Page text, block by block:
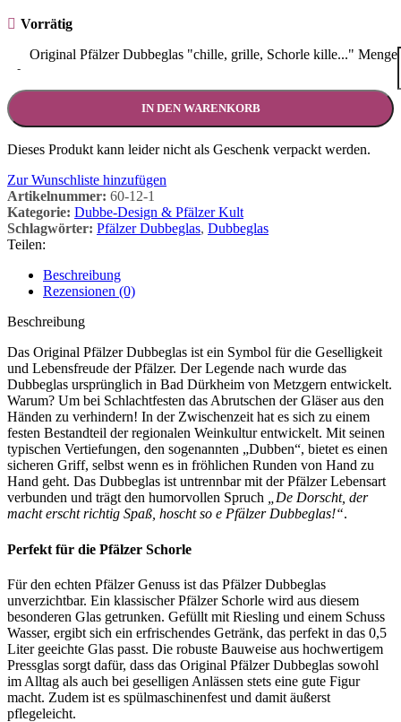
Vorrätig
-
Original Pfälzer Dubbeglas "chille, grille, Schorle kille..." Menge
IN DEN WARENKORB
Dieses Produkt kann leider nicht als Geschenk verpackt werden.
Zur Wunschliste hinzufügen
Artikelnummer: 60-12-1
Kategorie: Dubbe-Design & Pfälzer Kult
Schlagwörter: Pfälzer Dubbeglas, Dubbeglas
Teilen:
Beschreibung
Rezensionen (0)
Beschreibung
Das Original Pfälzer Dubbeglas ist ein Symbol für die Geselligkeit
und Lebensfreude der Pfälzer. Der Legende nach wurde das
Dubbeglas ursprünglich in Bad Dürkheim von Metzgern entwickelt.
Warum? Um bei Schlachtfesten das Abrutschen der Gläser aus den
Händen zu verhindern! In der Zwischenzeit hat es sich zu einem
festen Bestandteil der regionalen Weinkultur entwickelt. Mit seinen
typischen Vertiefungen, den sogenannten „Dubben“, bietet es einen
sicheren Griff, selbst wenn es in fröhlichen Runden von Hand zu
Hand geht. Das Dubbeglas ist untrennbar mit der Pfälzer Lebensart
verbunden und trägt den humorvollen Spruch
„De Dorscht, der
macht erscht richtig Spaß, hoscht so e Pfälzer Dubbeglas!“.
Perfekt für die Pfälzer Schorle
Für den echten Pfälzer Genuss ist das Pfälzer Dubbeglas
unverzichtbar. Ein klassischer Pfälzer Schorle wird aus diesem
besonderen Glas getrunken. Gefüllt mit Riesling und einem Schuss
Wasser, ergibt sich ein erfrischendes Getränk, das perfekt in das 0,5
Liter geeichte Glas passt. Die robuste Bauweise aus hochwertigem
Pressglas sorgt dafür, dass das Original Pfälzer Dubbeglas sowohl
im Alltag als auch bei geselligen Anlässen stets eine gute Figur
macht. Zudem ist es spülmaschinenfest und damit äußerst
pflegeleicht.